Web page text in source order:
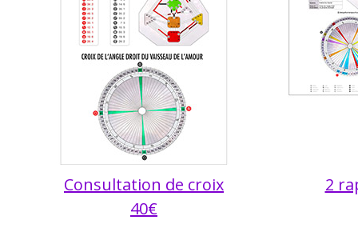
Consultation de croix
40€
2